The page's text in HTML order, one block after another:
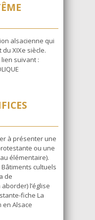
alsacienne qui
XIXe siècle.
le lien suivant :
à présenter une
ou une
élémentaire).
cultuels
de
l’église
fiche La
en Alsace